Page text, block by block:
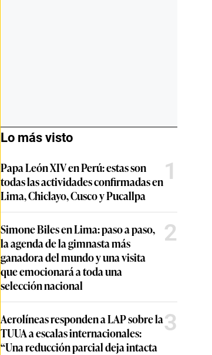
Lo más visto
Papa León XIV en Perú: estas son
todas las actividades confirmadas en
Lima, Chiclayo, Cusco y Pucallpa
1
Simone Biles en Lima: paso a paso,
la agenda de la gimnasta más
ganadora del mundo y una visita
que emocionará a toda una
selección nacional
2
Aerolíneas responden a LAP sobre la
TUUA a escalas internacionales:
“Una reducción parcial deja intacta
3